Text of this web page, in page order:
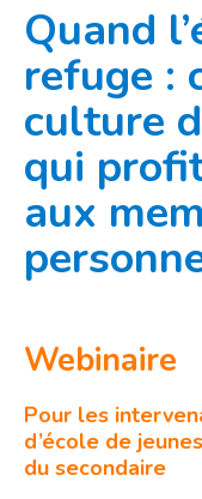
Quand
refuge :
culture
qui
aux
Webinaire
Pour les
d’école de
du secondaire